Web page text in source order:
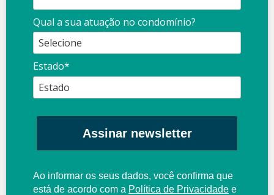
Qual a sua atuação no condomínio?
Estado*
Assinar newsletter
Ao informar os seus dados, você confirma que
está de acordo com a Política de Privacidade e